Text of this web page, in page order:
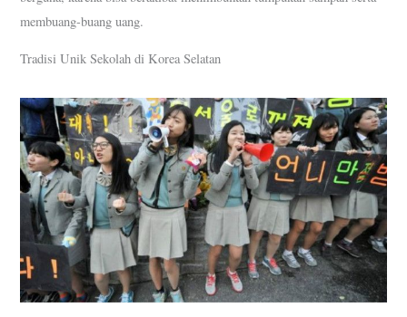
membuang-buang uang.
Tradisi Unik Sekolah di Korea Selatan